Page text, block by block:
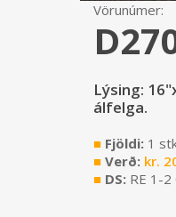
Vörunúmer:
Lýsing:
álfelga.
■ Fjöldi: 1
■ Verð: kr.
■ DS: RE 1-